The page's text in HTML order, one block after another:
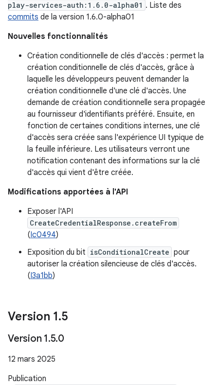
play-services-auth:1.6.0-alpha01 . Liste des
commits de la version 1.6.0-alpha01
Nouvelles fonctionnalités
Création conditionnelle de clés d'accès : permet la
création conditionnelle de clés d'accès, grâce à
laquelle les développeurs peuvent demander la
création conditionnelle d'une clé d'accès. Une
demande de création conditionnelle sera propagée
au fournisseur d'identifiants préféré. Ensuite, en
fonction de certaines conditions internes, une clé
d'accès sera créée sans l'expérience UI typique de
la feuille inférieure. Les utilisateurs verront une
notification contenant des informations sur la clé
d'accès qui vient d'être créée.
Modifications apportées à l'API
Exposer l'API
CreateCredentialResponse.createFrom
(Ic0494)
Exposition du bit isConditionalCreate pour
autoriser la création silencieuse de clés d'accès.
(I3a1bb)
Version 1.5
Version 1.5.0
12 mars 2025
Publication